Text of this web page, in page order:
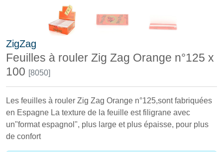
ZigZag
Feuilles à rouler Zig Zag Orange n°125 x
100 [8050]
Les feuilles à rouler Zig Zag Orange n°125,sont fabriquées
en Espagne La texture de la feuille est filigrane avec
un"format espagnol", plus large et plus épaisse, pour plus
de confort